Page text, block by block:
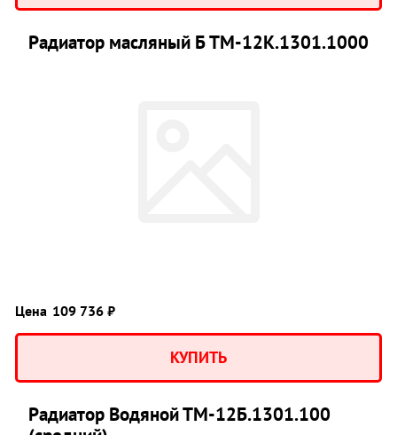
Радиатор масляный Б ТМ-12К.1301.1000
Цена 109 736 ₽
КУПИТЬ
Радиатор Водяной ТМ-12Б.1301.100